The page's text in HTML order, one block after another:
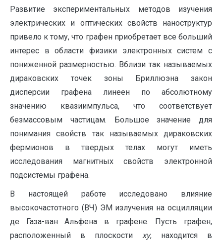
Развитие экспериментальных методов изучения
электрических и оптических свойств наноструктур
привело к тому, что графен приобретает все больший
интерес в области физики электронных систем с
пониженной размерностью. Вблизи так называемых
дираковских точек зоны Бриллюэна закон
дисперсии графена линеен по абсолютному
значению квазиимпульса, что соответствует
безмассовым частицам. Большое значение для
понимания свойств так называемых дираковских
фермионов в твердых телах могут иметь
исследования магнитных свойств электронной
подсистемы графена.
В настоящей работе исследовано влияние
высокочастотного (ВЧ) ЭМ излучения на осцилляции
де Газа-ван Альфена в графене. Пусть графен,
расположенный в плоскости xy, находится в